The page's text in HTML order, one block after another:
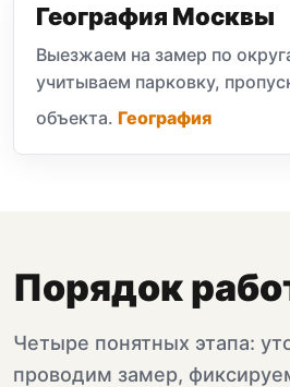
География Москвы
Выезжаем на замер по
учитываем парковку,
объекта. География
Порядок
Четыре понятных этапа:
проводим замер,